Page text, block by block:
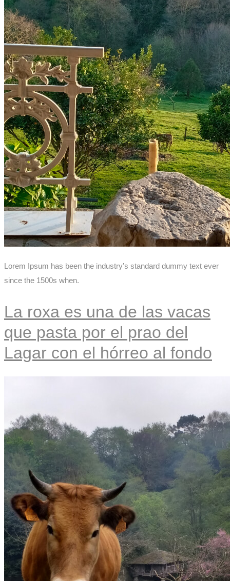
Lorem Ipsum has been the industry’s standard dummy text ever
since the 1500s when.
La roxa es una de las vacas
que pasta por el prao del
Lagar con el hórreo al fondo